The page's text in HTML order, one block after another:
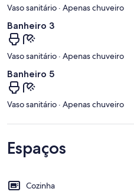
Vaso sanitário · Apenas chuveiro
Banheiro 3
Vaso sanitário · Apenas chuveiro
Banheiro 5
Vaso sanitário · Apenas chuveiro
Espaços
Cozinha